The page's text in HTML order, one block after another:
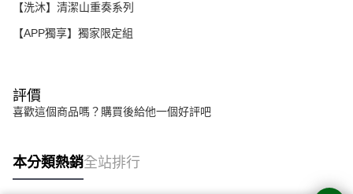
【洗沐】清潔山重奏系列
【APP獨享】獨家限定組
評價
喜歡這個商品嗎？購買後給他一個好評吧
本分類熱銷全站排行